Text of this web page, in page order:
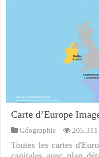
Carte d’Europe
Géographie 205,311
Toutes les cartes